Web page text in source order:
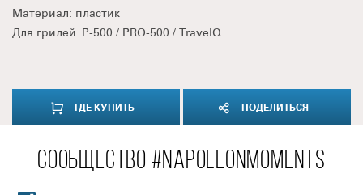
Материал: пластик
Для грилей P-500 / PRO-500 / TravelQ
ГДЕ КУПИТЬ ПОДЕЛИТЬСЯ
СООБЩЕСТВО #NAPOLEONMOMENTS